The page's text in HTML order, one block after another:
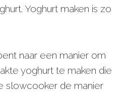
Yoghurt maken is zo
naar een manier om
yoghurt te maken die
slowcooker de manier